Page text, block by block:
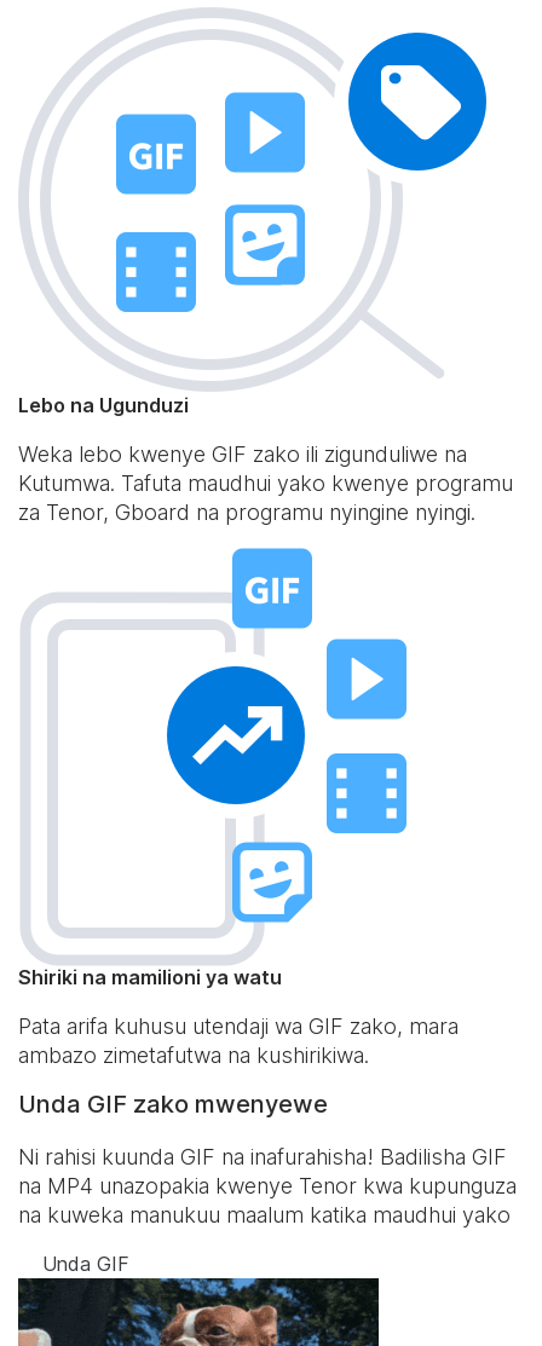
Lebo na Ugunduzi
Weka lebo kwenye GIF zako ili zigunduliwe na
Kutumwa. Tafuta maudhui yako kwenye programu
za Tenor, Gboard na programu nyingine nyingi.
Shiriki na mamilioni ya watu
Pata arifa kuhusu utendaji wa GIF zako, mara
ambazo zimetafutwa na kushirikiwa.
Unda GIF zako mwenyewe
Ni rahisi kuunda GIF na inafurahisha! Badilisha GIF
na MP4 unazopakia kwenye Tenor kwa kupunguza
na kuweka manukuu maalum katika maudhui yako
Unda GIF